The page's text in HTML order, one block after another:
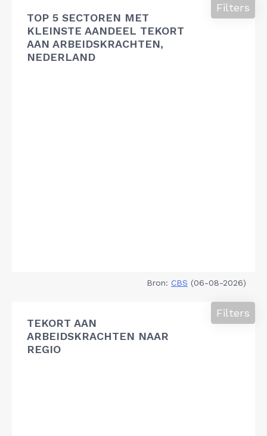
TOP 5 SECTOREN MET
KLEINSTE AANDEEL TEKORT
AAN ARBEIDSKRACHTEN,
NEDERLAND
Filters
Bron: CBS (06-08-2026)
TEKORT AAN
ARBEIDSKRACHTEN NAAR
REGIO
Filters